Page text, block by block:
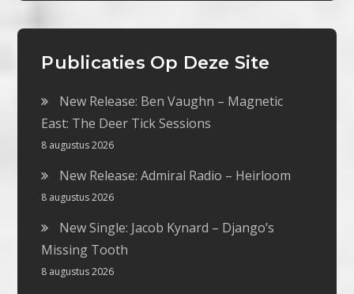
Publicaties Op Deze Site
New Release: Ben Vaughn – Magnetic
East: The Deer Tick Sessions
8 augustus 2026
New Release: Admiral Radio – Heirloom
8 augustus 2026
New Single: Jacob Kynard – Django’s
Missing Tooth
8 augustus 2026